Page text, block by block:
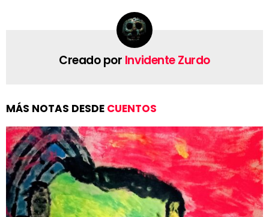
Creado por Invidente Zurdo
MÁS NOTAS DESDE CUENTOS